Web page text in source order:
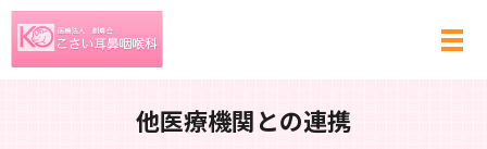
メ
他医療機関との連携